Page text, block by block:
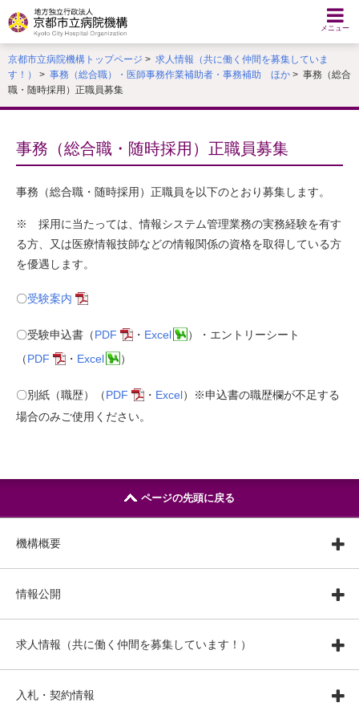
文
へ
移
す
る
メニュー
京都市立病院機構トップページ > 求人情報（共に働く仲間を募集していま
す！）
> 事務（総合職）・医師事務作業補助者・事務補助 ほか > 事務（総合
職・随時採用）正職員募集
事務（総合職・随時採用）正職員募集
事務（総合職・随時採用）正職員を以下のとおり募集します。
※ 採用に当たっては、情報システム管理業務の実務経験を有す
る方、又は医療情報技師などの情報関係の資格を取得している方
を優遇します。
〇受験案内
〇受験申込書（PDF ・ Excel
）・エントリーシート
（PDF ・ Excel ）
〇別紙（職歴）（PDF ・ Excel）※申込書の職歴欄が不足する
場合のみご使用ください。
ページの先頭に戻る
機構概要
情報公開
求人情報（共に働く仲間を募集しています！）
入札・契約情報